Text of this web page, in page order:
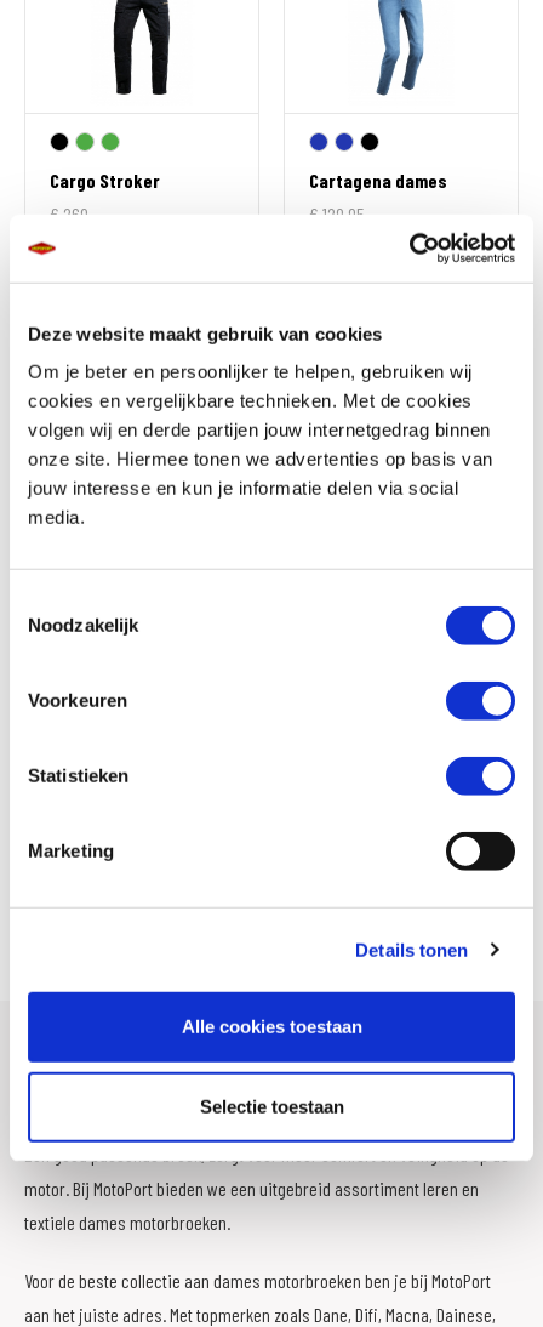
Deze website maakt gebruik van cookies
Om je beter en persoonlijker te helpen, gebruiken wij
cookies en vergelijkbare technieken. Met de cookies
volgen wij en derde partijen jouw internetgedrag binnen
onze site. Hiermee tonen we advertenties op basis van
jouw interesse en kun je informatie delen via social
media.
Noodzakelijk
Voorkeuren
Statistieken
Marketing
Details tonen
Alle cookies toestaan
Selectie toestaan
Cargo Stroker
€ 269,-
Cartagena dames
€ 129,95
Countera
Cyclone Lady Aerotex
€ 179,95
€ 199,95
Motorbroeken Dames
motor. Bij MotoPort bieden we een uitgebreid assortiment leren en
textiele dames motorbroeken.
Voor de beste collectie aan dames motorbroeken ben je bij MotoPort
aan het juiste adres. Met topmerken zoals Dane, Difi, Macna, Dainese,